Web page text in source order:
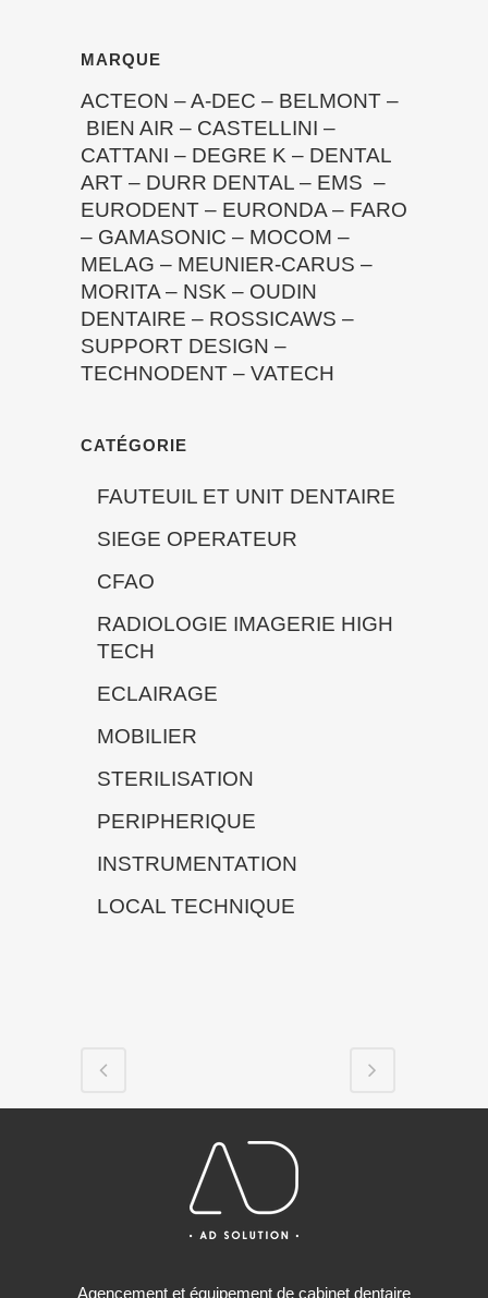
MARQUE
ACTEON –A-DEC – BELMONT –
BIEN AIR – CASTELLINI –
CATTANI – DEGRE K – DENTAL
ART – DURR DENTAL – EMS –
EURODENT – EURONDA – FARO
– GAMASONIC – MOCOM –
MELAG – MEUNIER-CARUS –
MORITA – NSK – OUDIN
DENTAIRE – ROSSICAWS –
SUPPORT DESIGN –
TECHNODENT – VATECH
CATÉGORIE
FAUTEUIL ET UNIT DENTAIRE
SIEGE OPERATEUR
CFAO
RADIOLOGIE IMAGERIE HIGH
TECH
ECLAIRAGE
MOBILIER
STERILISATION
PERIPHERIQUE
INSTRUMENTATION
LOCAL TECHNIQUE
Agencement et équipement de cabinet dentaire